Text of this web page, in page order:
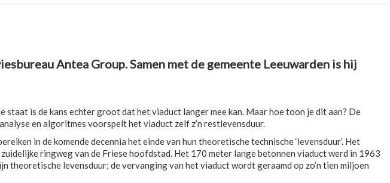
Antea Group. Samen met de gemeente Leeuwarden is hij
is de kans echter groot dat het viaduct langer mee kan. Maar hoe toon je dit aan? De
en algoritmes voorspelt het viaduct zelf z’n restlevensduur.
in de komende decennia het einde van hun theoretische technische ‘levensduur’. Het
ringweg van de Friese hoofdstad. Het 170 meter lange betonnen viaduct werd in 1963
levensduur; de vervanging van het viaduct wordt geraamd op zo’n tien miljoen